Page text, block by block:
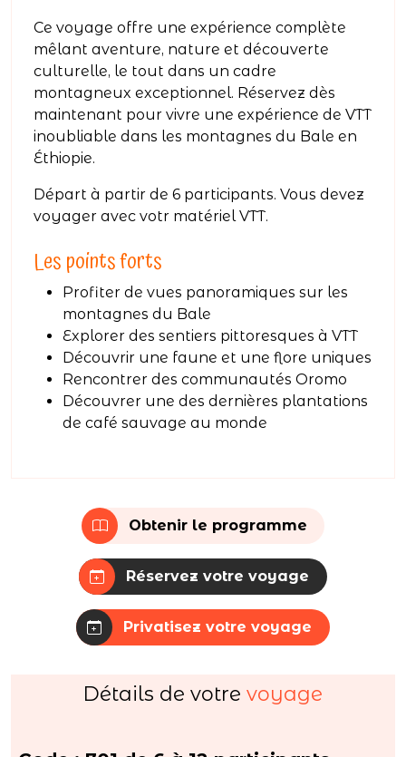
Ce voyage offre une expérience complète
mêlant aventure, nature et découverte
culturelle, le tout dans un cadre
montagneux exceptionnel. Réservez dès
maintenant pour vivre une expérience de VTT
inoubliable dans les montagnes du Bale en
Éthiopie.
Départ à partir de 6 participants. Vous devez
voyager avec votr matériel VTT.
Les points forts
Profiter de vues panoramiques sur les
montagnes du Bale
Explorer des sentiers pittoresques à VTT
Découvrir une faune et une flore uniques
Rencontrer des communautés Oromo
Découvrer une des dernières plantations
de café sauvage au monde
Obtenir le programme
Réservez votre voyage
Privatisez votre voyage
Détails de votre voyage